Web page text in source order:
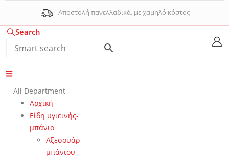
Αποστολή πανελλαδικά, με χαμηλό κόστος
Search
All Department
Αρχική
Είδη υγιεινής-
μπάνιο
Αξεσουάρ
μπάνιου